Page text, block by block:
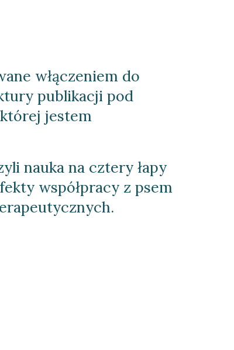
włączeniem do
publikacji pod
jestem
nauka na cztery łapy
współpracy z psem